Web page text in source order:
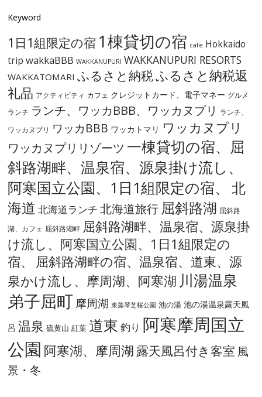
Keyword
1日1組限定の宿 1棟貸切の宿 cafe Hokkaido
trip wakkaBBB WAKKANUPURI WAKKANUPURI RESORTS
WAKKATOMARI ふるさと納税ふるさと納税返
礼品 アクティビティ カフェ クレジットカード、電子マネー グルメ
ランチ ランチ、ワッカBBB、ワッカヌプリ
ランチ、
ワッカヌプリ ワッカBBB ワッカトマリ ワッカヌプリ
ワッカヌプリリゾーツ 一棟貸切の宿、屈
斜路湖畔、温泉宿、源泉掛け流し、
阿寒国立公園、1日1組限定の宿、
北
海道 北海道ランチ 北海道旅行 屈斜路湖 屈斜路
湖、カフェ 屈斜路湖畔 屈斜路湖畔、温泉宿、源泉掛
け流し、阿寒国立公園、1日1組限定の
宿、
屈斜路湖畔の宿、温泉宿、道東、源
泉かけ流し、摩周湖、阿寒湖 川湯温泉
弟子屈町摩周湖 東藻琴芝桜公園 池の湯 池の湯温泉露天風
呂 温泉 硫黄山 紅葉 道東 釣り 阿寒摩周国立
公園 阿寒湖、摩周湖 露天風呂付き客室 風
景・冬